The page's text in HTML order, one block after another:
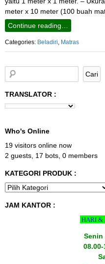
meter x 10 meter (100 buah
Continue reading…
Categories: Beladiri Matras
TRANSLATOR :
Who's Online
19 visitors online now
2 guests, 17 bots, 0 members
KATEGORI PRODUK :
JAM KANTOR :
HARI &
Senin